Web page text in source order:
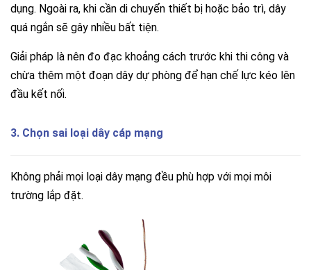
dụng. Ngoài ra, khi cần di chuyển thiết bị hoặc bảo trì, dây
quá ngắn sẽ gây nhiều bất tiện.
Giải pháp là nên đo đạc khoảng cách trước khi thi công và
chừa thêm một đoạn dây dự phòng để hạn chế lực kéo lên
đầu kết nối.
3. Chọn sai loại dây cáp mạng
Không phải mọi loại dây mạng đều phù hợp với mọi môi
trường lắp đặt.